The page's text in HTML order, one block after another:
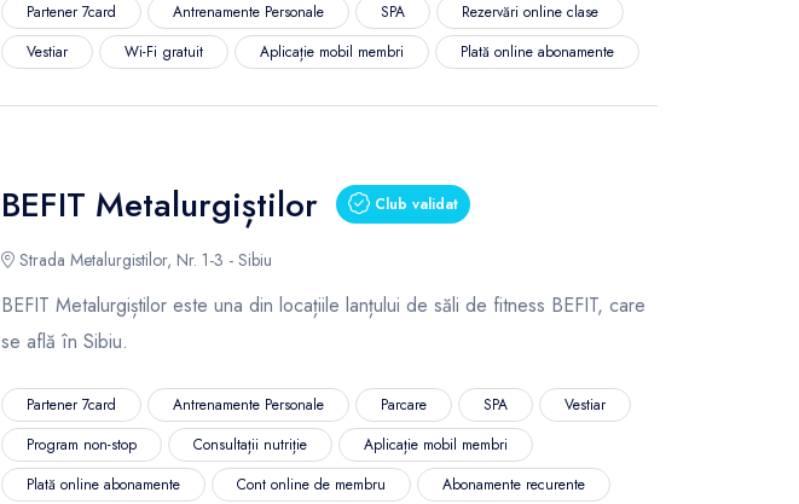
Partener 7card Antrenamente Personale SPA
Rezervări online clase
Vestiar
Wi-Fi gratuit Aplicație mobil membri Plată online abonamente
BEFIT Metalurgiștilor Club validat
Strada Metalurgistilor, Nr. 1-3 - Sibiu
BEFIT Metalurgiștilor este una din locațiile lanțului de săli de fitness BEFIT, care
se află în Sibiu.
Partener 7card Antrenamente Personale Parcare SPA
Vestiar
Program non-stop
Consultații nutriție
Aplicație mobil membri
Plată online abonamente
Cont online de membru Abonamente recurente